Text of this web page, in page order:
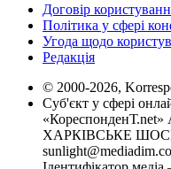
Договір
Політика у сфері
Угода щодо
Редакція
© 2000-2026,
Суб'єкт у сфері
«КореспонденТ.net»
ХАРКІВСЬКЕ ШОСЕ,